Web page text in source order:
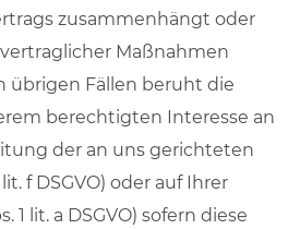
zusammenhängt oder
Maßnahmen
übrigen Fällen beruht die
berechtigten Interesse an
der an uns gerichteten
f DSGVO) oder auf Ihrer
1 lit. a DSGVO) sofern diese